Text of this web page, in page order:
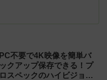
PC不要で4K映像を簡単バ
ックアップ保存できる！プ
ロスペックのハイビジョン